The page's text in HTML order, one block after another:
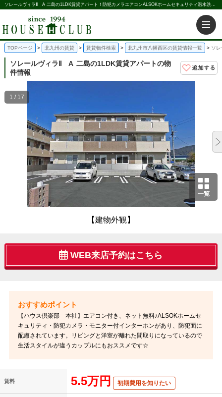
ソレールヴィラⅡ A 二島の1LDK賃貸アパート！防犯カメラエアコンALSOKホームセキュリティ温水洗浄暖房便座追い焚き給湯｜株式会社ハウス倶楽部
TOPページ 北九州の賃貸 賃貸物件検索 北九州市八幡西区の賃貸情報一覧 ソ
ソレールヴィラⅡ A 二島の1LDK賃貸アパートの物
件情報
一覧
【建物外観】
1 / 17
WEB来店予約はこちら
【ハウス倶楽部 本社】エアコン付き、ネット無料♪ALSOKホームセ
キュリティ・防犯カメラ・モニター付インターホンがあり、防犯面に
配慮されています。リビングと洋室が離れた間取りになっているので
生活スタイルが違うカップルにもおススメです☆
賃料 5.5万円 初期費用を知りたい